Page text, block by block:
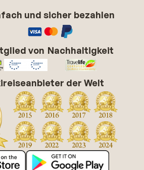
und sicher bezahlen
von Nachhaltigkeit
der Welt